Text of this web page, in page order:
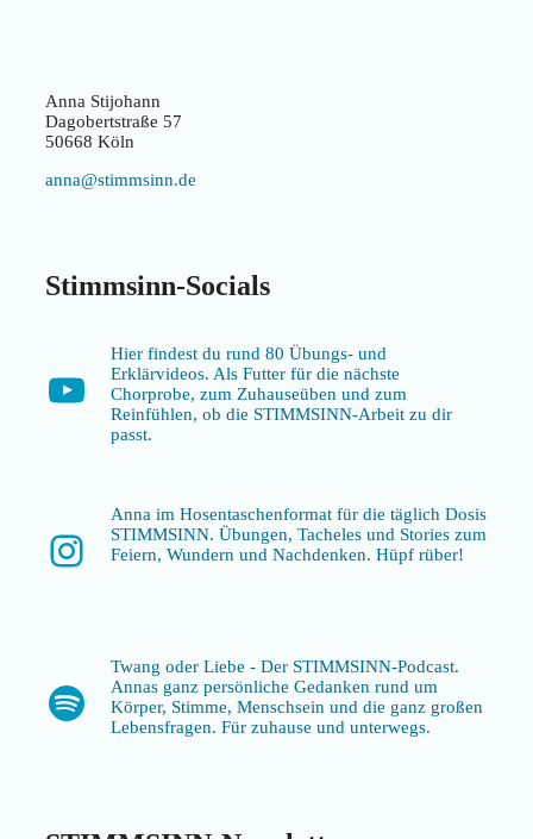
Anna Stijohann
Dagobertstraße 57
50668 Köln
anna@stimmsinn.de
Stimmsinn-Socials
YouTube
Hier findest du rund 80 Übungs- und
Erklärvideos. Als Futter für die nächste
Chorprobe, zum Zuhauseüben und zum
Reinfühlen, ob die STIMMSINN-Arbeit zu dir
passt.
Instagram
Anna im Hosentaschenformat für die täglich Dosis
STIMMSINN. Übungen, Tacheles und Stories zum
Feiern, Wundern und Nachdenken. Hüpf rüber!
Spotify
Twang oder Liebe - Der STIMMSINN-Podcast.
Annas ganz persönliche Gedanken rund um
Körper, Stimme, Menschsein und die ganz großen
Lebensfragen. Für zuhause und unterwegs.